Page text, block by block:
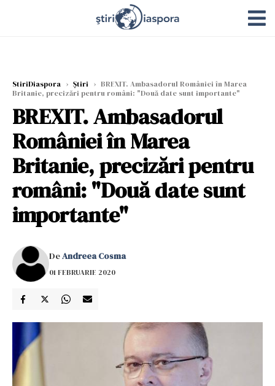
StiriDiaspora › Știri › BREXIT. Ambasadorul României în Marea
Britanie, precizări pentru români: "Două date sunt importante"
BREXIT. Ambasadorul
României în Marea
Britanie, precizări pentru
români: "Două date sunt
importante"
DeAndreea Cosma
01 FEBRUARIE 2020